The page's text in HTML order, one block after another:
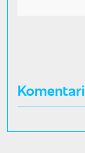
Komentari